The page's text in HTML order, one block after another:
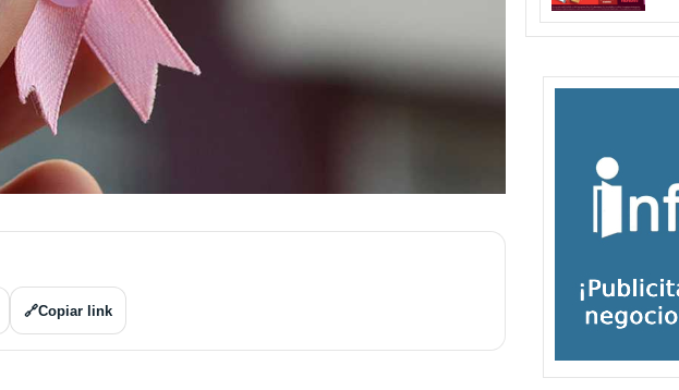
🔗Copiar link